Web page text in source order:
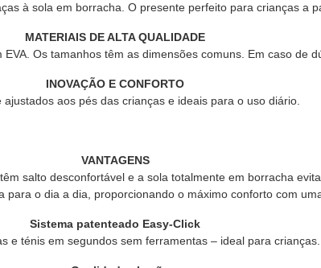
à sola em borracha. O presente perfeito para crianças a
MATERIAIS DE ALTA QUALIDADE
Os tamanhos têm as dimensões comuns. Em caso de
INOVAÇÃO E CONFORTO
ajustados aos pés das crianças e ideais para o uso diário.
VANTAGENS
salto desconfortável e a sola totalmente em borracha
para o dia a dia, proporcionando o máximo conforto com
Sistema patenteado Easy-Click
e ténis em segundos sem ferramentas – ideal para crianças.